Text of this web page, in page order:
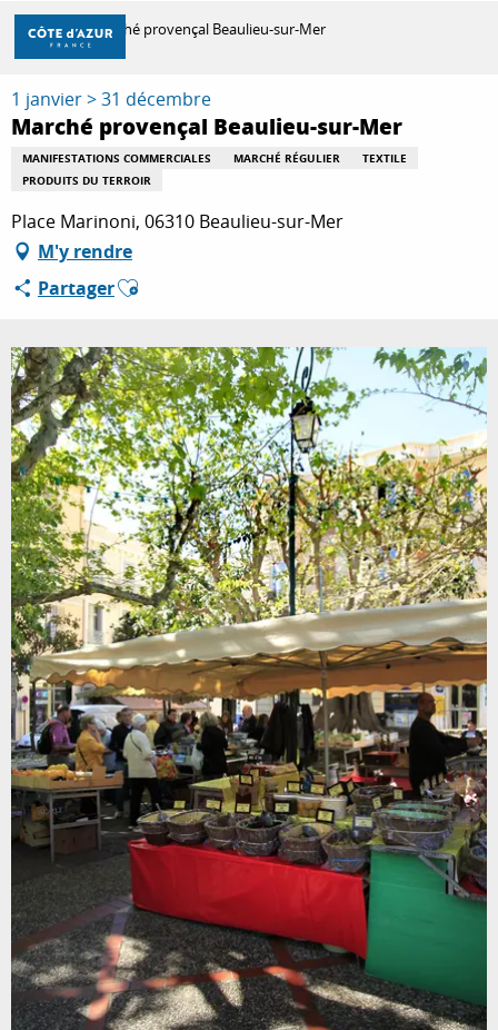
Aller
contenu
principal
DÉCOUVRIR
À FAIRE
SÉJOURNER
Accueil Marché provençal Beaulieu-sur-Mer
1 janvier > 31 décembre
Marché provençal Beaulieu-sur-Mer
MANIFESTATIONS COMMERCIALES MARCHÉ RÉGULIER
TEXTILE
PRODUITS DU TERROIR
Place Marinoni, 06310 Beaulieu-sur-Mer
M'y rendre
PartagerAjouter aux favoris